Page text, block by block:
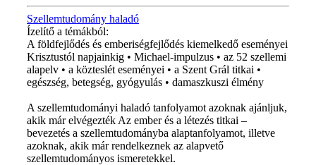
Szellemtudomány haladó
Ízelítő a témákból:
A földfejlődés és emberiségfejlődés kiemelkedő eseményei
Krisztustól napjainkig • Michael-impulzus • az 52 szellemi
alapelv • a közteslét eseményei • a Szent Grál titkai •
egészség, betegség, gyógyulás • damaszkuszi élmény
A szellemtudományi haladó tanfolyamot azoknak ajánljuk,
akik már elvégezték Az ember és a létezés titkai –
bevezetés a szellemtudományba alaptanfolyamot, illetve
azoknak, akik már rendelkeznek az alapvető
szellemtudományos ismeretekkel.